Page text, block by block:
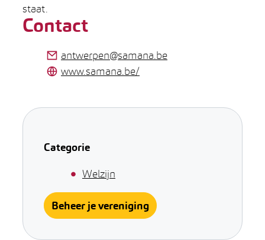
staat.
Contact
E-mail antwerpen@samana.be
Website www.samana.be/
Categorie
Welzijn
Beheer je vereniging